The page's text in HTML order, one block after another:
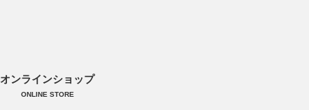
オンラインショップ
ONLINE STORE